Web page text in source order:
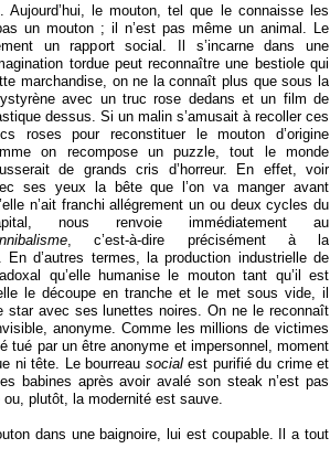
Aujourd’hui, le mouton, tel que le connaisse les
un mouton ; il n’est pas même un animal. Le
un rapport social. Il s’incarne dans une
tordue peut reconnaître une bestiole qui
marchandise, on ne la connaît plus que sous la
avec un truc rose dedans et un film de
dessus. Si un malin s’amusait à recoller ces
roses pour reconstituer le mouton d’origine
on recompose un puzzle, tout le monde
de grands cris d’horreur. En effet, voir
ses yeux la bête que l’on va manger avant
n’ait franchi allégrement un ou deux cycles du
nous renvoie immédiatement au
, c’est-à-dire précisément à la
En d’autres termes, la production industrielle de
qu’elle humanise le mouton tant qu’il est
le découpe en tranche et le met sous vide, il
star avec ses lunettes noires. On ne le reconnaît
anonyme. Comme les millions de victimes
tué par un être anonyme et impersonnel, moment
ni tête. Le bourreau socialest purifié du crime et
babines après avoir avalé son steak n’est pas
plutôt, la modernité est sauve.
dans une baignoire, lui est coupable. Il a tout